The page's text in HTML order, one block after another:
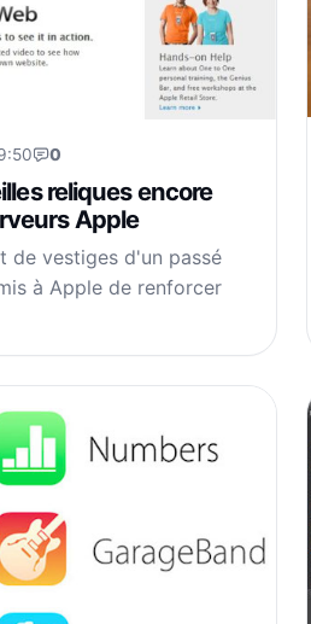
0
reliques encore
Apple
de vestiges d'un passé
à Apple de renforcer